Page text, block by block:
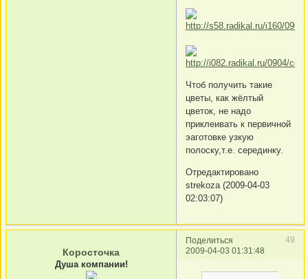
Чтоб получить такие
цветы, как жёлтый
цветок, не надо
приклеивать к первичной
эаготовке узкую
полоску,т.е. серединку.
Отредактировано
strekoza (2009-04-03
02:03:07)
Поделиться
49
2009-04-03 01:31:48
Коросточка
Душа компании!